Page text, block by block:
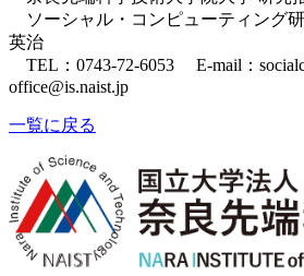
ソーシャル・コンピューティング
英治
TEL：0743-72-6053 E-mail：
office@is.naist.jp
一覧に戻る